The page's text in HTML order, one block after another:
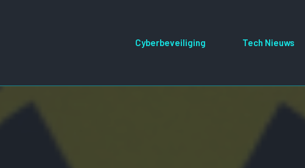
Cyberbeveiliging Tech Nieuws